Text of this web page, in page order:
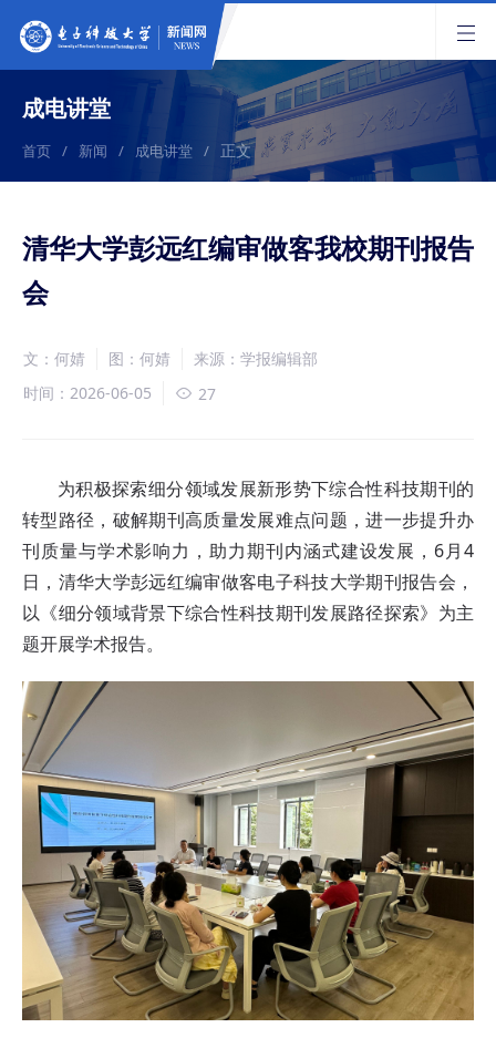
成电讲堂
首页 / 新闻 / 成电讲堂 / 正文
清华大学彭远红编审做客我校期刊报告
会
文：何婧 图：何婧
来源：学报编辑部
时间：2026-06-05
27
为积极探索细分领域发展新形势下综合性科技期刊的
转型路径，破解期刊高质量发展难点问题，进一步提升办
刊质量与学术影响力，助力期刊内涵式建设发展，6月4
日，清华大学彭远红编审做客电子科技大学期刊报告会，
以《细分领域背景下综合性科技期刊发展路径探索》为主
题开展学术报告。